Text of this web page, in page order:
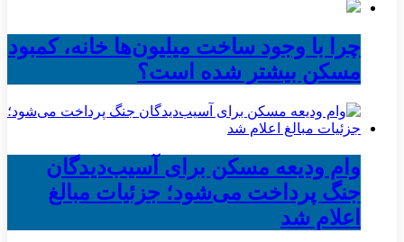
چرا با وجود ساخت میلیون‌ها خانه، کمبود
مسکن بیشتر شده است؟
وام ودیعه مسکن برای آسیب‌دیدگان
جنگ پرداخت می‌شود؛ جزئیات مبالغ
اعلام شد